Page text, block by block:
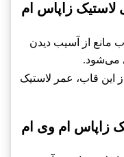
لاستیک زاپاس ام
مانع از آسیب دیدن
می‌شود.
از این قاب، عمر لاستیک
زاپاس ام وی ام